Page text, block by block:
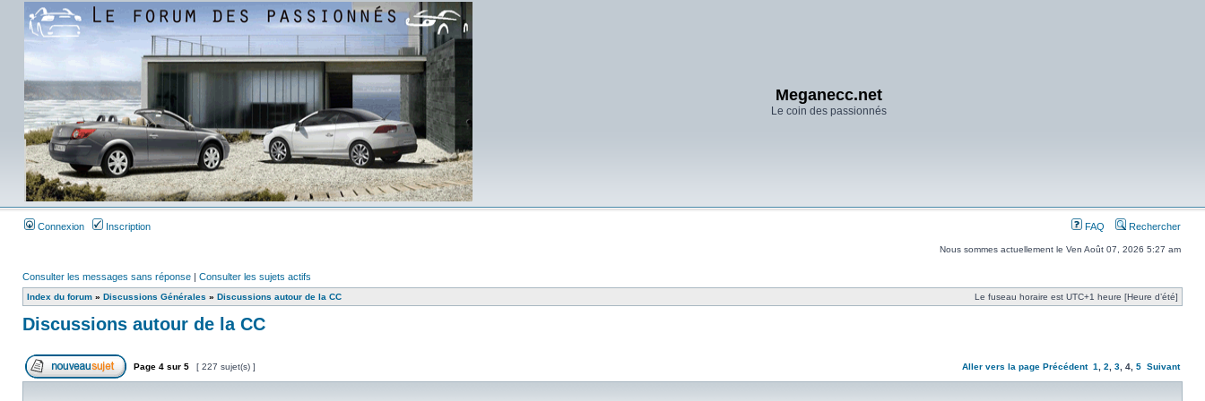
Meganecc.net
Le coin des passionnés
Connexion Inscription FAQ Rechercher
Nous sommes actuellement le Ven Août 07, 2026 5:27 am
Consulter les messages sans réponse | Consulter les sujets actifs
Index du forum » Discussions Générales » Discussions autour de la CC Le fuseau horaire est UTC+1 heure [Heure d’été]
Discussions autour de la CC
Page 4 sur 5 [ 227 sujet(s) ] Aller vers la page Précédent 1 2 3 4 5 Suivant